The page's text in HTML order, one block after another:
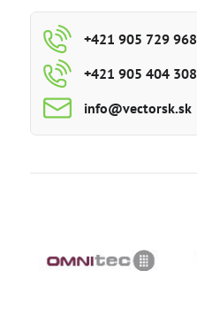
+421 905 729 968
+421 905 404 308
info​@vectorsk​.sk